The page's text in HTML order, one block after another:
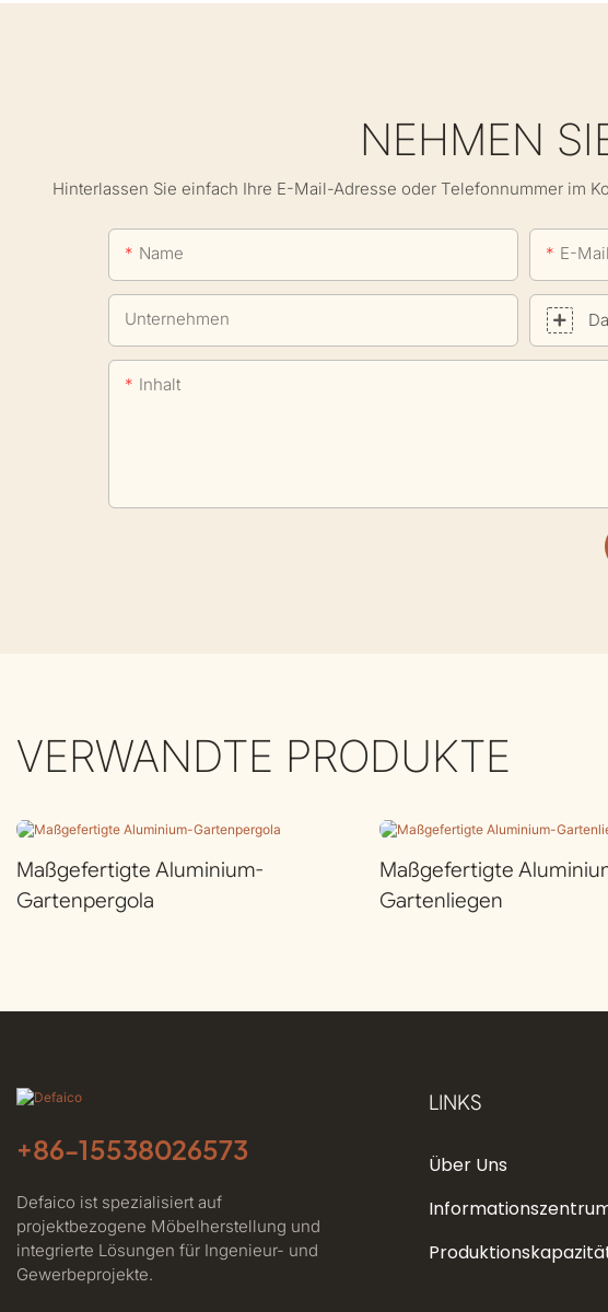
NEHMEN
Hinterlassen Sie einfach Ihre E-Mail-Adresse oder Telefonnummer im
Name E-Mail
Unternehmen
Inhalt
VERWANDTE PRODUKTE
Maßgefertigte Aluminium-
Gartenpergola
Maßgefertigte
Gartenliegen
+86-15538026573
Defaico ist spezialisiert auf
projektbezogene Möbelherstellung und
integrierte Lösungen für Ingenieur- und
Gewerbeprojekte.
LINKS
Über Uns